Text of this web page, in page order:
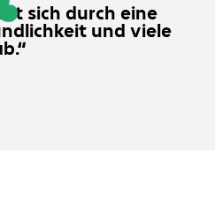
sich durch eine
und viele